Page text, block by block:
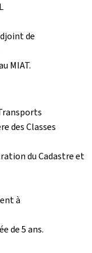
de
MIAT.
des Classes
du Cadastre et
à
de 5 ans.